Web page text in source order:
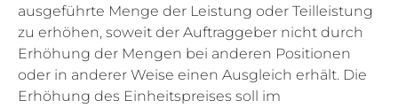
ausgeführte Menge der Leistung oder Teilleistung
zu erhöhen, soweit der Auftraggeber nicht durch
Erhöhung der Mengen bei anderen Positionen
oder in anderer Weise einen Ausgleich erhält. Die
Erhöhung des Einheitspreises soll im